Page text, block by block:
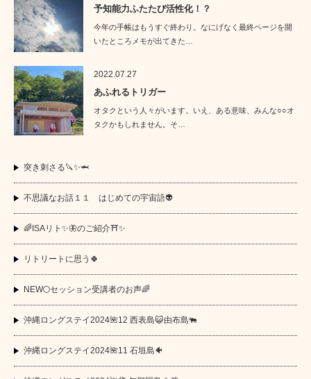
予知能力ふたたび活性化！？
今年の手帳はもうすぐ終わり。なにげなく最終ページを開
いたところメモが出てきた…
2022.07.27
あふれるトリガー
オタクという人々がいます。いえ、ある意味、みんな○○オ
タクかもしれません。そ…
突き刺さる🔪✨🦈
不思議なお話１１ はじめての宇宙語👽
🌈ISAリト✨🦋のご紹介⛩️✨
リトリートに思う🍀
NEW🌕セッション受講者のお声🌈
沖縄ロングステイ2024🌺12 西表島😺由布島🐃
沖縄ロングステイ2024🌺11 石垣島🐠